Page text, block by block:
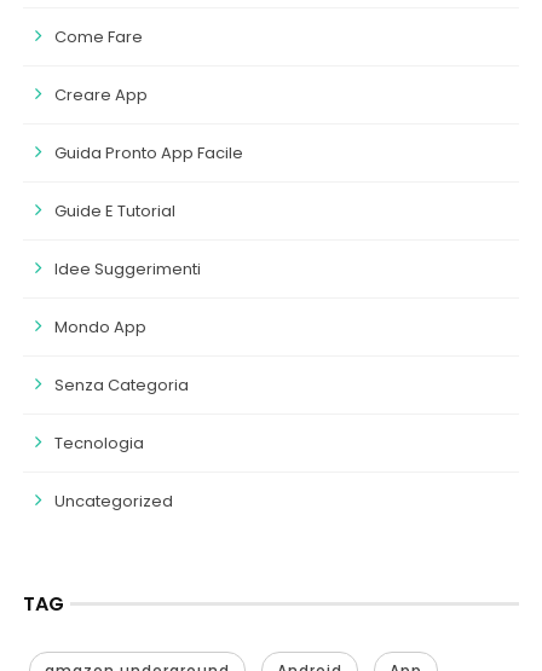
Come Fare
Creare App
Guida Pronto App Facile
Guide E Tutorial
Idee Suggerimenti
Mondo App
Senza Categoria
Tecnologia
Uncategorized
TAG